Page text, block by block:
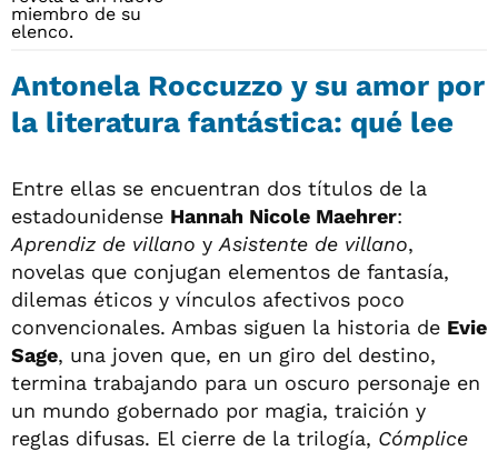
Antonela Roccuzzo y su amor por
la literatura fantástica: qué lee
Entre ellas se encuentran dos títulos de la
estadounidense Hannah Nicole Maehrer:
Aprendiz de villano y Asistente de villano,
novelas que conjugan elementos de fantasía,
dilemas éticos y vínculos afectivos poco
convencionales. Ambas siguen la historia de Evie
Sage, una joven que, en un giro del destino,
termina trabajando para un oscuro personaje en
un mundo gobernado por magia, traición y
reglas difusas. El cierre de la trilogía, Cómplice